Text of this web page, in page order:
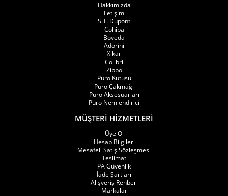
elektronik humidor, puro kesici, küllük ve aksesuar setleriyle
birlikte değerlendirildiğinde çakmak kategorisi; premium
aksesuar dünyasının en önemli tamamlayıcı ürün gruplarından
Tek Alevli (Single Torch) Çakmak Modelleri
Puro Aksesuarları tek alevli yani single torch çakmak modelleri;
kontrollü kullanım, kompakt yapı ve minimal tasarım anlayışıyla
öne çıkan ürün grupları arasında yer almaktadır. Tek çıkışlı jet
flame sistemi sayesinde daha dengeli kullanım avantajı sunan bu
modeller, özellikle taşınabilir premium aksesuar arayan
kullanıcılar tarafından yoğun ilgi görmektedir.
Hakkımızda
İletişim
S.T. Dupont
Cohiba
Boveda
Adorini
Xikar
Colibri
Zippo
Puro Kutusu
Puro Çakmağı
Puro Aksesuarları
Puro Nemlendirici
MÜŞTERİ HİZMETLERİ
Üye Ol
Hesap Bilgileri
Mesafeli Satış Sözleşmesi
Teslimat
PA Güvenlik
İade Şartları
Alışveriş Rehberi
Markalar